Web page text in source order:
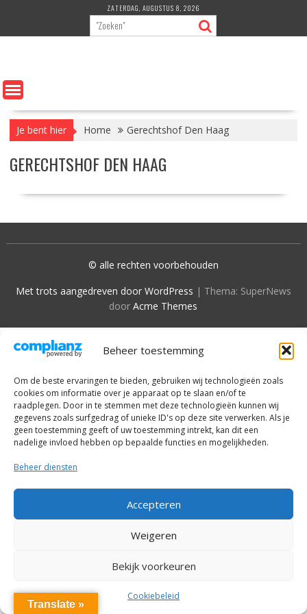
Beheer toestemming
Om de beste ervaringen te bieden, gebruiken wij technologieën zoals
cookies om informatie over je apparaat op te slaan en/of te
raadplegen. Door in te stemmen met deze technologieën kunnen wij
gegevens zoals surfgedrag of unieke ID's op deze site verwerken. Als je
geen toestemming geeft of uw toestemming intrekt, kan dit een
nadelige invloed hebben op bepaalde functies en mogelijkheden.
Beheer diensten
Accepteren
Weigeren
Bekijk voorkeuren
Cookiebeleid
de
ZATERDAG, AUGUSTUS 8, 2026
Je bent hier Home Gerechtshof Den Haag
GERECHTSHOF DEN HAAG
© alle rechten voorbehouden
Met trots aangedreven door WordPress | Thema: SuperNews
doorAcme Themes
Translate »